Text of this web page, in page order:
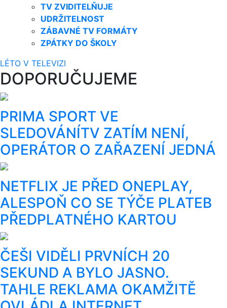
TV ZVIDITELŇUJE
UDRŽITELNOST
ZÁBAVNÉ TV FORMÁTY
ZPÁTKY DO ŠKOLY
LÉTO V TELEVIZI
DOPORUČUJEME
PRIMA SPORT VE
SLEDOVÁNÍTV ZATÍM NENÍ,
OPERÁTOR O ZAŘAZENÍ JEDNÁ
NETFLIX JE PŘED ONEPLAY,
ALESPOŇ CO SE TÝČE PLATEB
PŘEDPLATNÉHO KARTOU
ČEŠI VIDĚLI PRVNÍCH 20
SEKUND A BYLO JASNO.
TAHLE REKLAMA OKAMŽITĚ